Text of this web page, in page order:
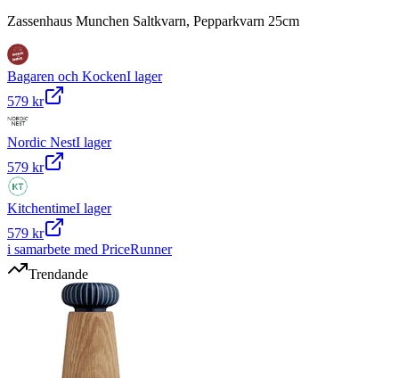
Zassenhaus Munchen Saltkvarn, Pepparkvarn 25cm
Bagaren och KockenI lager
579 kr
Nordic NestI lager
579 kr
KitchentimeI lager
579 kr
i samarbete med PriceRunner
Trendande